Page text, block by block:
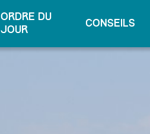
ordre du
jour
conseils